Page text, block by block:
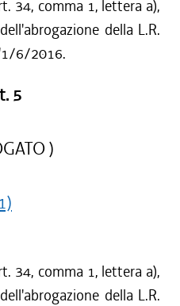
34, comma 1, lettera a),
della L.R.
6/2016.
5
)
34, comma 1, lettera a),
della L.R.